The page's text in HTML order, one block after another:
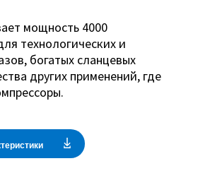
мощность 4000
технологических и
богатых сланцевых
других применений, где